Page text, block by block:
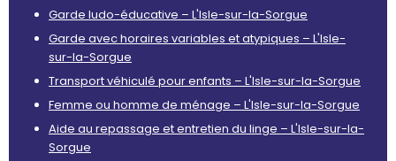
Garde ludo-éducative – L'Isle-sur-la-Sorgue
Garde avec horaires variables et atypiques – L'Isle-
sur-la-Sorgue
Transport véhiculé pour enfants – L'Isle-sur-la-Sorgue
Femme ou homme de ménage – L'Isle-sur-la-Sorgue
Aide au repassage et entretien du linge – L'Isle-sur-la-
Sorgue